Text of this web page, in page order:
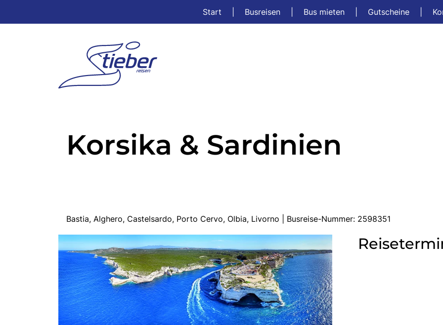
Start Busreisen Bus mieten Gutscheine
Korsika & Sardinien
Bastia, Alghero, Castelsardo, Porto Cervo, Olbia, Livorno | Busreise-Nummer: 2598351